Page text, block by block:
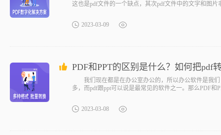
这也是pdf文件的一个缺点，其次pdf文件中的文字和图
2023-03-09
PDF和PPT的区别是什么？如何把pdf
我们现在都是在办公室办公的，所以办公软件是我们
多，而pdf跟ppt可以说是最常见的软件之一。那么PDF和
2023-03-08